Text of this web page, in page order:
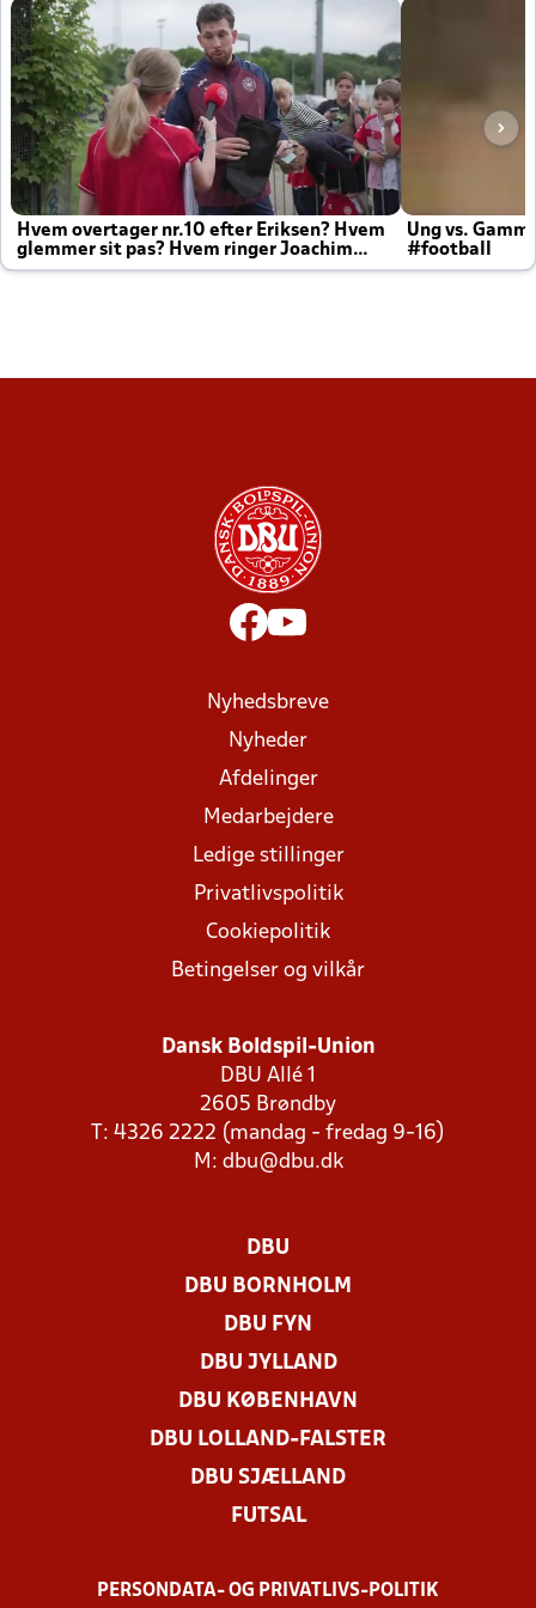
Hvem overtager nr.10 efter Eriksen? Hvem
glemmer sit pas? Hvem ringer Joachim
altid til efter kampe?
Ung vs.
#football
Nyhedsbreve
Nyheder
Afdelinger
Medarbejdere
Ledige stillinger
Privatlivspolitik
Cookiepolitik
Betingelser og vilkår
Dansk Boldspil-Union
DBU Allé 1
2605 Brøndby
T: 4326 2222 (mandag - fredag 9-16)
M: dbu@dbu.dk
DBU
DBU BORNHOLM
DBU FYN
DBU JYLLAND
DBU KØBENHAVN
DBU LOLLAND-FALSTER
DBU SJÆLLAND
FUTSAL
PERSONDATA- OG PRIVATLIVS-POLITIK